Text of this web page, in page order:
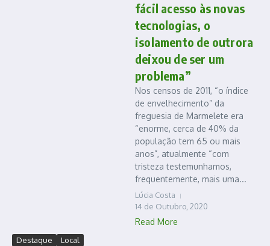
fácil acesso às novas
tecnologias, o
isolamento de outrora
deixou de ser um
problema”
Nos censos de 2011, “o índice
de envelhecimento” da
freguesia de Marmelete era
“enorme, cerca de 40% da
população tem 65 ou mais
anos”, atualmente “com
tristeza testemunhamos,
frequentemente, mais uma...
Lúcia Costa
14 de Outubro, 2020
Read More
Destaque Local